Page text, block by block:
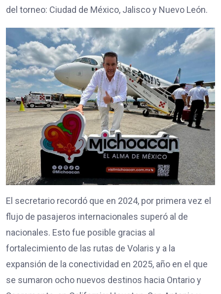
del torneo: Ciudad de México, Jalisco y Nuevo León.
El secretario recordó que en 2024, por primera vez el
flujo de pasajeros internacionales superó al de
nacionales. Esto fue posible gracias al
fortalecimiento de las rutas de Volaris y a la
expansión de la conectividad en 2025, año en el que
se sumaron ocho nuevos destinos hacia Ontario y